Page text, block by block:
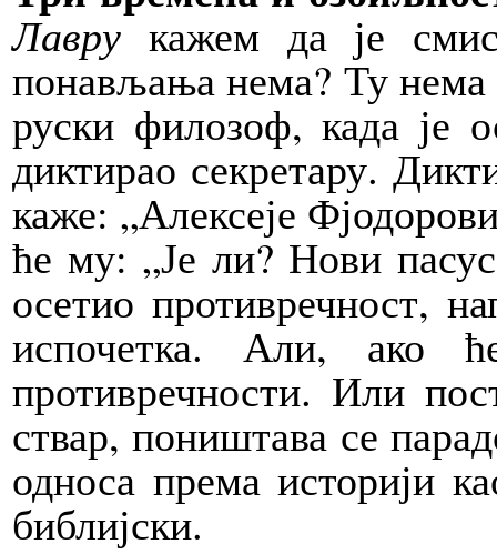
Лаврукажем да је
понављања нема? Ту нема
руски филозоф, када је
диктирао секретару.
каже: „Алексеје
ће му: „Је ли? Нови
осетио противречност,
испочетка. Али, ако
противречности. Или
ствар, поништава се
односа према историји
библијски.